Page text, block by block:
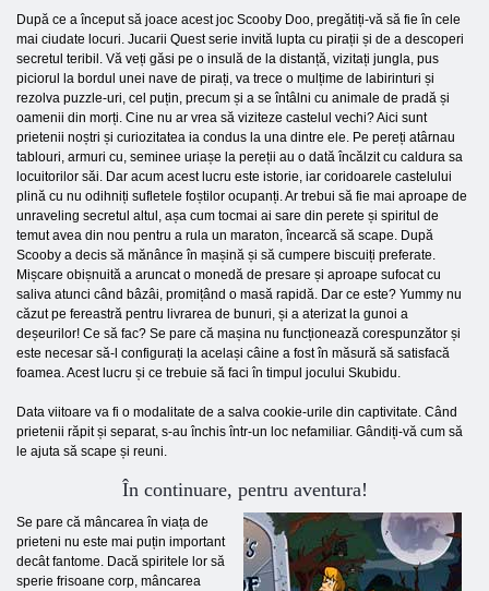
După ce a început să joace acest joc Scooby Doo, pregătiți-vă să fie în cele
mai ciudate locuri. Jucarii Quest serie invită lupta cu pirații și de a descoperi
secretul teribil. Vă veți găsi pe o insulă de la distanță, vizitați jungla, pus
piciorul la bordul unei nave de pirați, va trece o mulțime de labirinturi și
rezolva puzzle-uri, cel puțin, precum și a se întâlni cu animale de pradă și
oamenii din morți. Cine nu ar vrea să viziteze castelul vechi? Aici sunt
prietenii noștri și curiozitatea ia condus la una dintre ele. Pe pereți atârnau
tablouri, armuri cu, seminee uriașe la pereții au o dată încălzit cu caldura sa
locuitorilor săi. Dar acum acest lucru este istorie, iar coridoarele castelului
plină cu nu odihniți sufletele foștilor ocupanți. Ar trebui să fie mai aproape de
unraveling secretul altul, așa cum tocmai ai sare din perete și spiritul de
temut avea din nou pentru a rula un maraton, încearcă să scape. După
Scooby a decis să mănânce în mașină și să cumpere biscuiți preferate.
Mișcare obișnuită a aruncat o monedă de presare și aproape sufocat cu
saliva atunci când bâzâi, promițând o masă rapidă. Dar ce este? Yummy nu
căzut pe fereastră pentru livrarea de bunuri, și a aterizat la gunoi a
deșeurilor! Ce să fac? Se pare că mașina nu funcționează corespunzător și
este necesar să-l configurați la același câine a fost în măsură să satisfacă
foamea. Acest lucru și ce trebuie să faci în timpul jocului Skubidu.
Data viitoare va fi o modalitate de a salva cookie-urile din captivitate. Când
prietenii răpit și separat, s-au închis într-un loc nefamiliar. Gândiți-vă cum să
le ajuta să scape și reuni.
În continuare, pentru aventura!
Se pare că mâncarea în viața de
prieteni nu este mai puțin important
decât fantome. Dacă spiritele lor să
sperie frisoane corp, mâncarea